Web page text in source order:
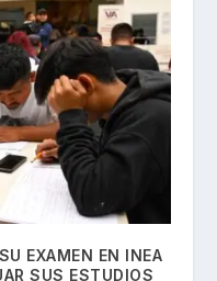
EXAMEN EN INEA
SUS ESTUDIOS